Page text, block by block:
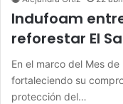
Indufoam
reforestar El
En el marco del Mes
fortaleciendo su
protección del…